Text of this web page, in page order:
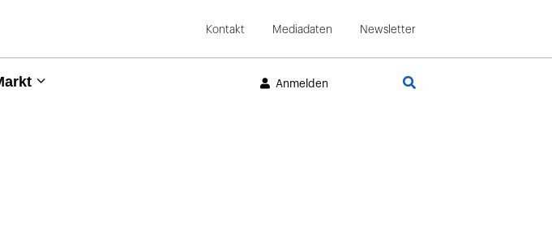
Kontakt Mediadaten Newsletter
Anmelden